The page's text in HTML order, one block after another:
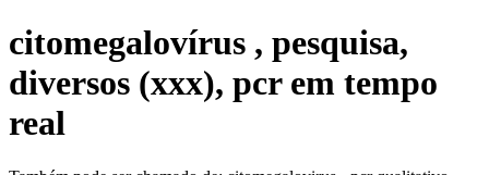
citomegalovírus , pesquisa,
diversos (xxx), pcr em tempo
real